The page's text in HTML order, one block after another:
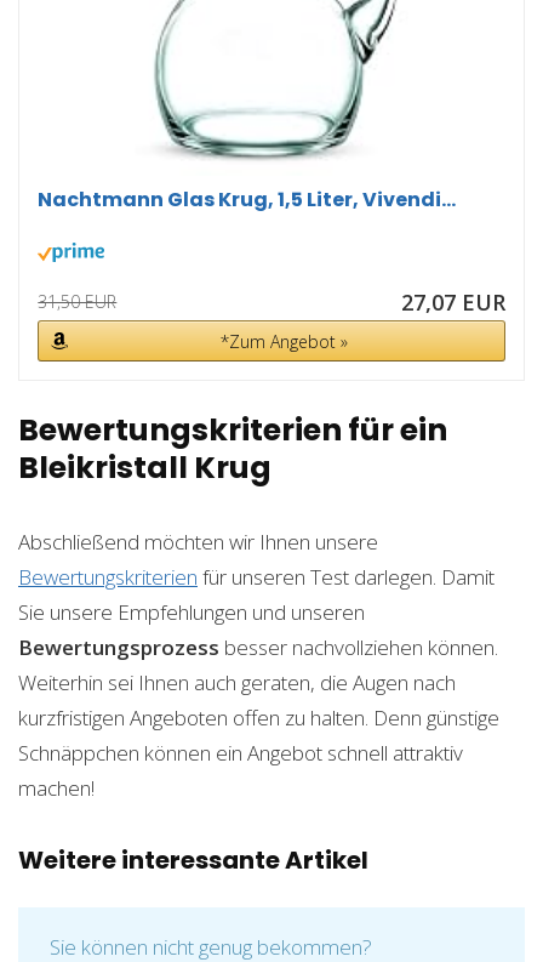
Nachtmann Glas Krug, 1,5 Liter, Vivendi...
31,50 EUR 27,07 EUR
*Zum Angebot »
Bewertungskriterien für ein
Bleikristall Krug
Abschließend möchten wir Ihnen unsere
Bewertungskriterien für unseren Test darlegen. Damit
Sie unsere Empfehlungen und unseren
Bewertungsprozess besser nachvollziehen können.
Weiterhin sei Ihnen auch geraten, die Augen nach
kurzfristigen Angeboten offen zu halten. Denn günstige
Schnäppchen können ein Angebot schnell attraktiv
machen!
Weitere interessante Artikel
Sie können nicht genug bekommen?